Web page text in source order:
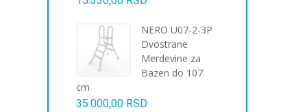
NERO U07-2-3P
Dvostrane
Merdevine za
Bazen do 107
cm
35.000,00 RSD